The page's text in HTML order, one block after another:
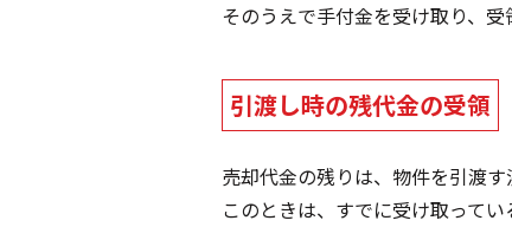
そのうえで手付金を受け取り、受
引渡し時の残代金の受領
売却代金の残りは、物件を引渡す
このときは、すでに受け取って